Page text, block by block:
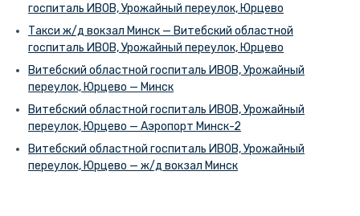
госпиталь ИВОВ, Урожайный переулок, Юрцево
Такси ж/д вокзал Минск — Витебский областной
госпиталь ИВОВ, Урожайный переулок, Юрцево
Витебский областной госпиталь ИВОВ, Урожайный
переулок, Юрцево — Минск
Витебский областной госпиталь ИВОВ, Урожайный
переулок, Юрцево — Аэропорт Минск-2
Витебский областной госпиталь ИВОВ, Урожайный
переулок, Юрцево — ж/д вокзал Минск